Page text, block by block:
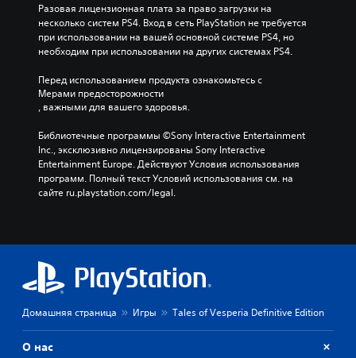
Разовая лицензионная плата за право загрузки на
несколько систем PS4. Вход в сеть PlayStation не требуется
при использовании на вашей основной системе PS4, но
необходим при использовании на других системах PS4.
Перед использованием продукта ознакомьтесь с
Мерами предосторожности
, важными для вашего здоровья.
Библиотечные программы ©Sony Interactive Entertainment
Inc., эксклюзивно лицензированы Sony Interactive
Entertainment Europe. Действуют Условия использования
программ. Полный текст Условий использования см. на
сайте ru.playstation.com/legal.
Домашняя страница Игры Tales of Vesperia Definitive Edition
О нас